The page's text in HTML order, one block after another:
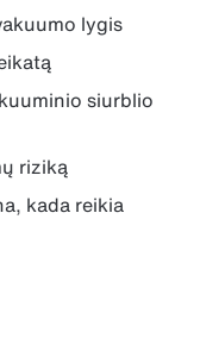
lygis
siurblio
riziką
kada reikia